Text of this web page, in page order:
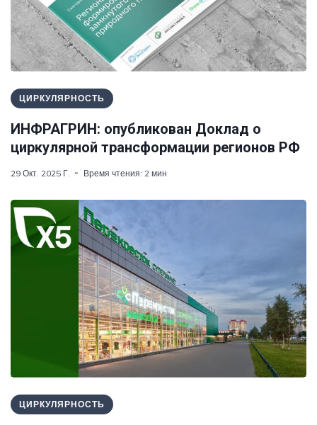
ЦИРКУЛЯРНОСТЬ
ИНФРАГРИН: опубликован Доклад о
циркулярной трансформации регионов РФ
29 Окт. 2025 Г. Время чтения: 2 мин
ЦИРКУЛЯРНОСТЬ